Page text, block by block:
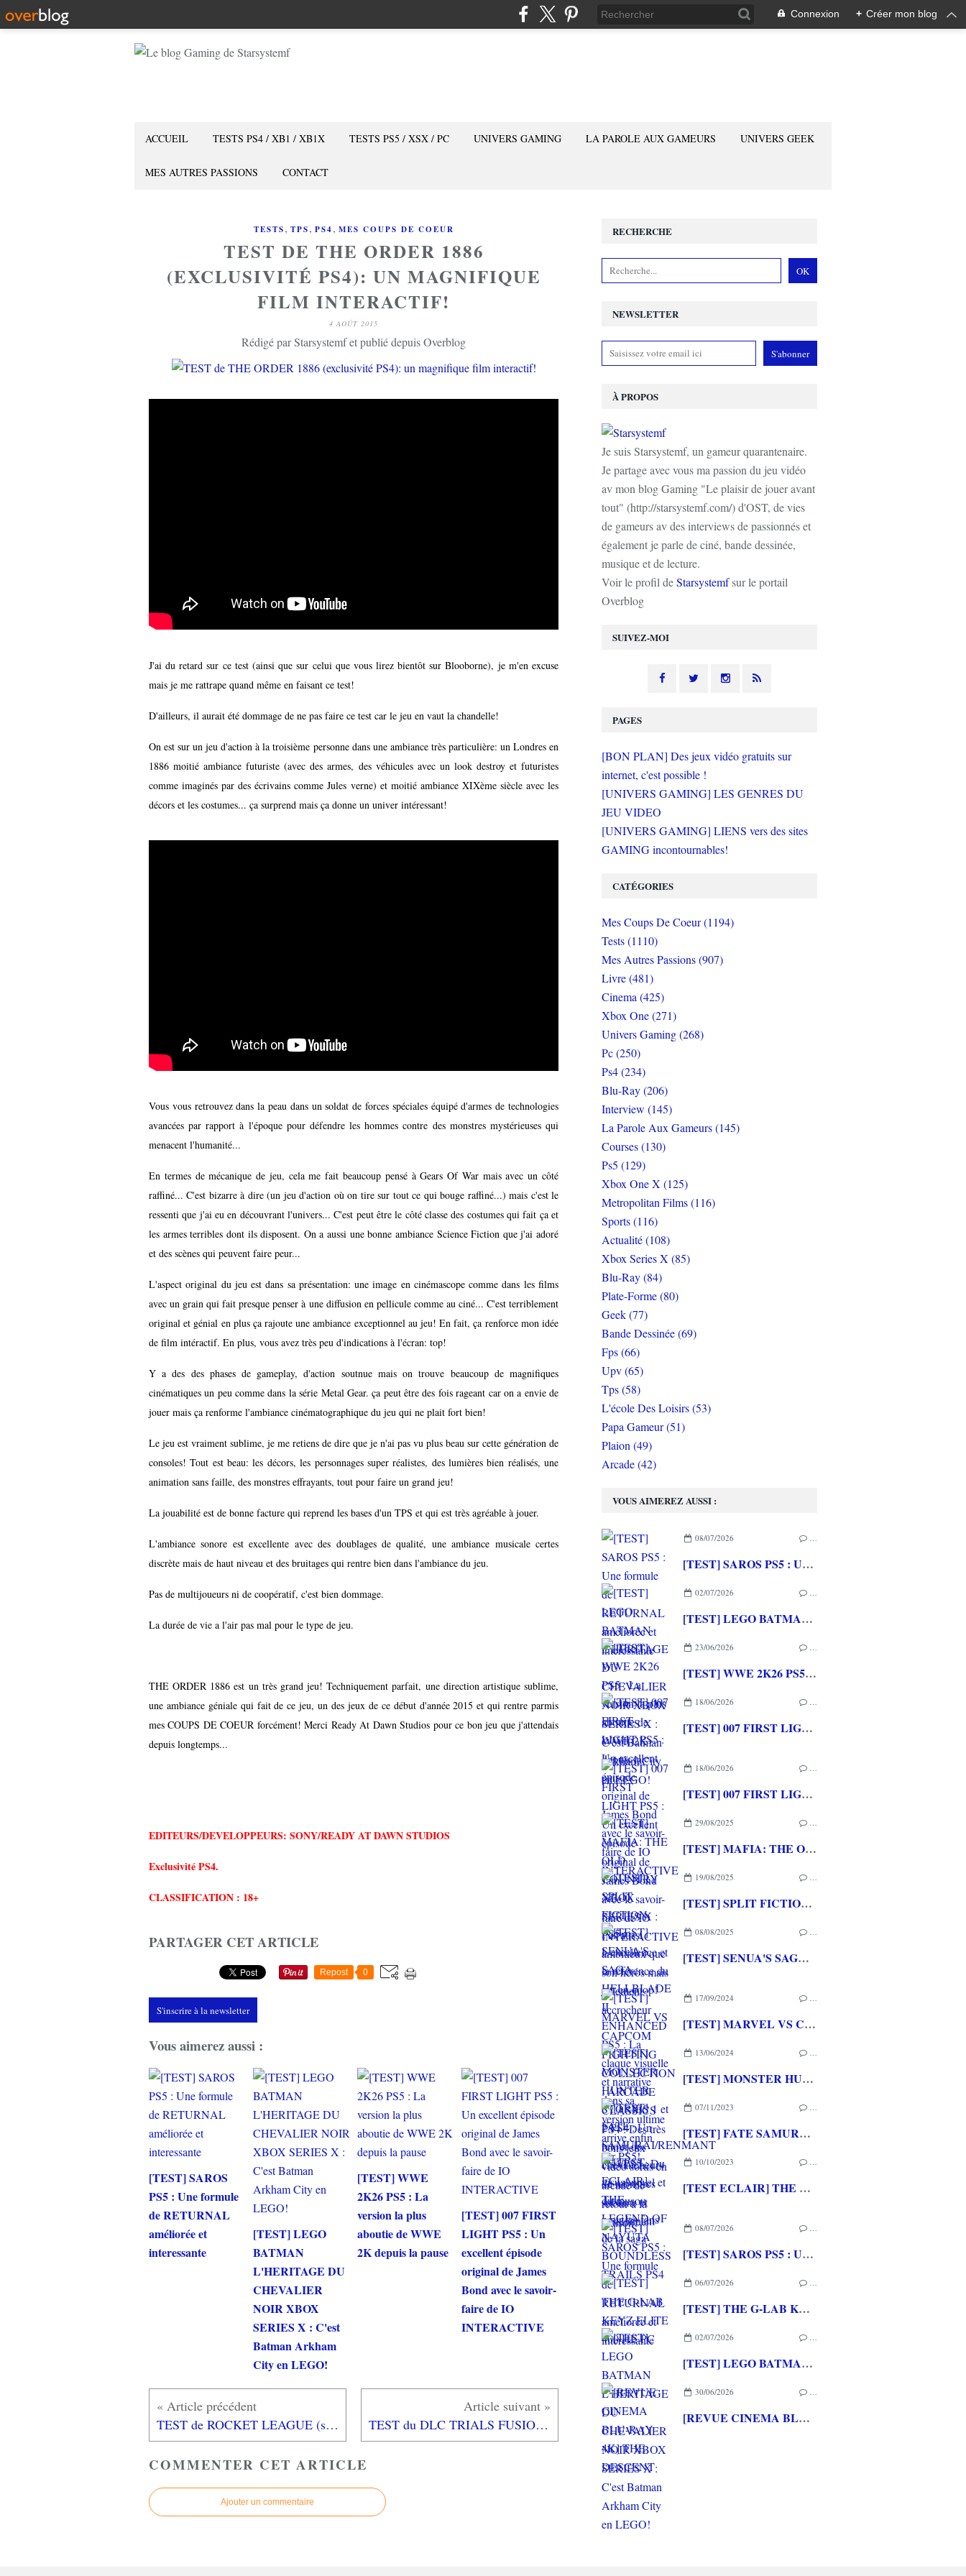
Connexion + Créer mon blog
ACCUEIL TESTS PS4 / XB1 / XB1X TESTS PS5 / XSX / PC UNIVERS GAMING LA PAROLE AUX GAMEURS UNIVERS GEEK
MES AUTRES PASSIONS CONTACT
TESTS, TPS, PS4, MES COUPS DE COEUR
TEST DE THE ORDER 1886
(EXCLUSIVITÉ PS4): UN MAGNIFIQUE
FILM INTERACTIF!
4 AOÛT 2015
Rédigé par Starsystemf et publié depuis Overblog
J'ai du retard sur ce test (ainsi que sur celui que vous lirez bientôt sur Blooborne), je m'en excuse
mais je me rattrape quand même en faisant ce test!
D'ailleurs, il aurait été dommage de ne pas faire ce test car le jeu en vaut la chandelle!
On est sur un jeu d'action à la troisième personne dans une ambiance très particulière: un Londres en
1886 moitié ambiance futuriste (avec des armes, des véhicules avec un look destroy et futuristes
comme imaginés par des écrivains comme Jules verne) et moitié ambiance XIXème siècle avec les
décors et les costumes... ça surprend mais ça donne un univer intéressant!
Vous vous retrouvez dans la peau dans un soldat de forces spéciales équipé d'armes de technologies
avancées par rapport à l'époque pour défendre les hommes contre des monstres mystérieuses qui
menacent l'humanité...
En termes de mécanique de jeu, cela me fait beaucoup pensé à Gears Of War mais avec un côté
raffiné... C'est bizarre à dire (un jeu d'action où on tire sur tout ce qui bouge raffiné...) mais c'est le
ressenti que j'ai eu en découvrant l'univers... C'est peut être le côté classe des costumes qui fait ça et
les armes terribles dont ils disposent. On a aussi une bonne ambiance Science Fiction que j'ai adoré
et des scènes qui peuvent faire peur...
L'aspect original du jeu est dans sa présentation: une image en cinémascope comme dans les films
avec un grain qui fait presque penser à une diffusion en pellicule comme au ciné... C'est terriblement
original et génial en plus ça rajoute une ambiance exceptionnel au jeu! En fait, ça renforce mon idée
de film intéractif. En plus, vous avez très peu d'indications à l'écran: top!
Y a des des phases de gameplay, d'action soutnue mais on trouve beaucoup de magnifiques
cinématiques un peu comme dans la série Metal Gear. ça peut être des fois rageant car on a envie de
jouer mais ça renforme l'ambiance cinématographique du jeu qui ne plait fort bien!
Le jeu est vraiment sublime, je me retiens de dire que je n'ai pas vu plus beau sur cette génération de
consoles! Tout est beau: les décors, les personnages super réalistes, des lumières bien réalisés, une
animation sans faille, des monstres effrayants, tout pour faire un grand jeu!
La jouabilité est de bonne facture qui reprend les bases d'un TPS et qui est très agréable à jouer.
L'ambiance sonore est excellente avec des doublages de qualité, une ambiance musicale certes
discrète mais de haut niveau et des bruitages qui rentre bien dans l'ambiance du jeu.
Pas de multijoueurs ni de coopératif, c'est bien dommage.
La durée de vie a l'air pas mal pour le type de jeu.
THE ORDER 1886 est un très grand jeu! Techniquement parfait, une direction artistique sublime,
une ambiance géniale qui fait de ce jeu, un des jeux de ce début d'année 2015 et qui rentre parmis
mes COUPS DE COEUR forcément! Merci Ready At Dawn Studios pour ce bon jeu que j'attendais
depuis longtemps...
EDITEURS/DEVELOPPEURS: SONY/READY AT DAWN STUDIOS
Exclusivité PS4.
CLASSIFICATION : 18+
PARTAGER CET ARTICLE
Repost 0
S'inscrire à la newsletter
Vous aimerez aussi :
[TEST] SAROS
PS5 : Une formule
de RETURNAL
améliorée et
interessante
[TEST] LEGO
BATMAN
L'HERITAGE DU
CHEVALIER
NOIR XBOX
SERIES X : C'est
Batman Arkham
City en LEGO!
[TEST] WWE
2K26 PS5 : La
version la plus
aboutie de WWE
2K depuis la pause
[TEST] 007 FIRST
LIGHT PS5 : Un
excellent épisode
original de James
Bond avec le savoir-
faire de IO
INTERACTIVE
TEST de ROCKET LEAGUE (sur PS4): que du fun! TEST du DLC TRIALS FUSION AWESOME LEVEL MAX (sur PS4): ça peut pas être plus délirant!
COMMENTER CET ARTICLE
Ajouter un commentaire
NEWSLETTER
SUIVEZ-MOI
RECHERCHE
À PROPOS
Je suis Starsystemf, un gameur quarantenaire.
Je partage avec vous ma passion du jeu vidéo
av mon blog Gaming "Le plaisir de jouer avant
tout" (http://starsystemf.com/) d'OST, de vies
de gameurs av des interviews de passionnés et
également je parle de ciné, bande dessinée,
musique et de lecture.
Voir le profil deStarsystemfsur le portail
Overblog
VOUS AIMEREZ AUSSI :
08/07/2026 …
[TEST] SAROS PS5 : Une formule de RETURNAL améliorée et interessante
02/07/2026 …
[TEST] LEGO BATMAN L'HERITAGE DU CHEVALIER NOIR XBOX SERIES X : C'est Batman Arkham City en LEGO!
23/06/2026 …
[TEST] WWE 2K26 PS5 : La version la plus aboutie de WWE 2K depuis la pause
18/06/2026 …
[TEST] 007 FIRST LIGHT PS5 : Un excellent épisode original de James Bond avec le savoir-faire de IO INTERACTIVE
18/06/2026 …
[TEST] 007 FIRST LIGHT PS5 : Un excellent épisode original de James Bond avec le savoir-faire de IO INTERACTIVE
29/08/2025 …
[TEST] MAFIA: THE OLD COUNTRY XBOX SERIES X : Pas aussi ambitieux que son héros mais tellement accrocheur
19/08/2025 …
[TEST] SPLIT FICTION PS5 : L'excellence et la référence du jeu en coop!
08/08/2025 …
[TEST] SENUA'S SAGA : HELLBLADE II ENHANCED PS5 : La claque visuelle et narrative dans sa version ultime arrive enfin sur PS5!
17/09/2024 …
[TEST] MARVEL VS CAPCOM FIGHTING COLLECTION : ARCADE CLASSICS PS4 : Des très bons jeux vidéo sortis en arcade de retour à la maison!
13/06/2024 …
[TEST] MONSTER HUNTER STORIES 1 et 2 PS4 : Un retour des chevaucheurs de monstres sublime et passionnant
07/11/2023 …
[TEST] FATE SAMURAI/RENMANT PS4/PS5 : Du visual novel et du musou pour les fans de la saga
10/10/2023 …
[TEST ECLAIR] THE LEGEND OF NAYUTA BOUNDLESS TRAILS PS4
08/07/2026 …
[TEST] SAROS PS5 : Une formule de RETURNAL améliorée et interessante
06/07/2026 …
[TEST] THE G-LAB KEYZ ELITE 400 HE PC
02/07/2026 …
[TEST] LEGO BATMAN L'HERITAGE DU CHEVALIER NOIR XBOX SERIES X : C'est Batman Arkham City en LEGO!
30/06/2026 …
[REVUE CINEMA BLU-RAY 4K] THE DESCENT
PAGES
[BON PLAN] Des jeux vidéo gratuits sur
internet, c'est possible !
[UNIVERS GAMING] LES GENRES DU
JEU VIDEO
[UNIVERS GAMING] LIENS vers des sites
GAMING incontournables!
CATÉGORIES
Mes Coups De Coeur (1194)
Tests (1110)
Mes Autres Passions (907)
Livre (481)
Cinema (425)
Xbox One (271)
Univers Gaming (268)
Pc (250)
Ps4 (234)
Blu-Ray (206)
Interview (145)
La Parole Aux Gameurs (145)
Courses (130)
Ps5 (129)
Xbox One X (125)
Metropolitan Films (116)
Sports (116)
Actualité (108)
Xbox Series X (85)
Blu-Ray (84)
Plate-Forme (80)
Geek (77)
Bande Dessinée (69)
Fps (66)
Upv (65)
Tps (58)
L'école Des Loisirs (53)
Papa Gameur (51)
Plaion (49)
Arcade (42)